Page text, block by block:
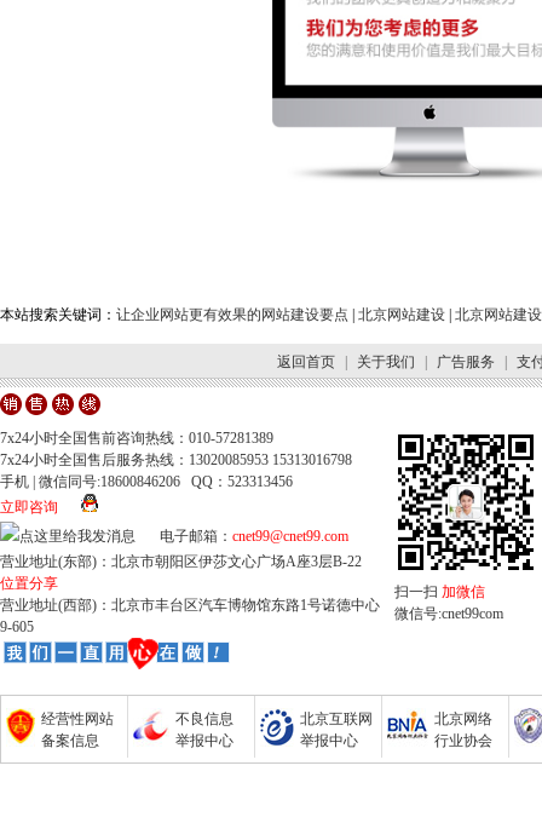
本站搜索关键词： 让企业网站更有效果的网站建设要点 北京网站建设 北京网站建
返回首页 关于我们 广告服务 支
7x24小时全国售前咨询热线：010-57281389
7x24小时全国售后服务热线：13020085953 15313016798
手机 | 微信同号:18600846206 QQ：523313456
立即咨询
电子邮箱： cnet99@cnet99.com
营业地址(东部)：北京市朝阳区伊莎文心广场A座3层B-22
位置分享
营业地址(西部)：北京市丰台区汽车博物馆东路1号诺德中心
9-605
扫一扫 加微信
微信号:cnet99com
经营性网站
备案信息
不良信息
举报中心
北京互联网
举报中心
北京网络
行业协会